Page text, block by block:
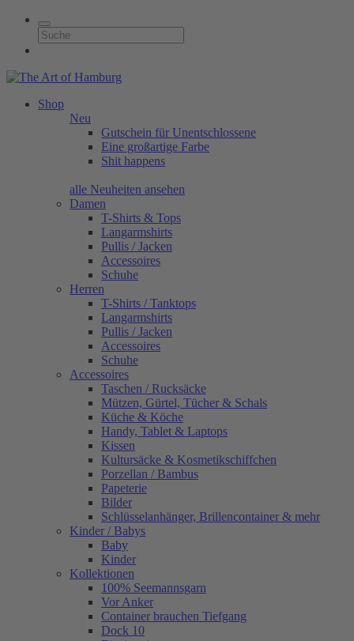
Shop
Neu
Gutschein für Unentschlossene
Eine großartige Farbe
Shit happens
alle Neuheiten ansehen
Damen
T-Shirts & Tops
Langarmshirts
Pullis / Jacken
Accessoires
Schuhe
Herren
T-Shirts / Tanktops
Langarmshirts
Pullis / Jacken
Accessoires
Schuhe
Accessoires
Taschen / Rucksäcke
Mützen, Gürtel, Tücher & Schals
Küche & Köche
Handy, Tablet & Laptops
Kissen
Kultursäcke & Kosmetikschiffchen
Porzellan / Bambus
Papeterie
Bilder
Schlüsselanhänger, Brillencontainer & mehr
Kinder / Babys
Baby
Kinder
Kollektionen
100% Seemannsgarn
Vor Anker
Container brauchen Tiefgang
Dock 10